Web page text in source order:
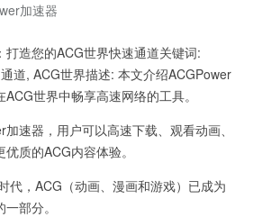
加速器
造您的ACG世界快速通道关键词:
道, ACG世界描述: 本文介绍ACGPower
世界中畅享高速网络的工具。
器，用户可以高速下载、观看动画、
质的ACG内容体验。
，ACG（动画、漫画和游戏）已成为
部分。